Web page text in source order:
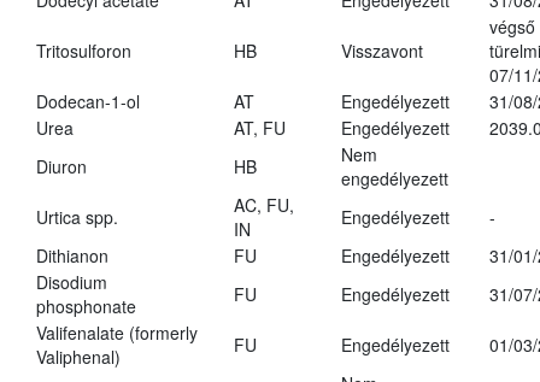
Tritosulforon HB Visszavont
végső
07/
Dodecan-1-ol
AT Engedélyezett
31/
Urea
AT, FU Engedélyezett
Diuron
HB
Nem
engedélyezett
Urtica spp.
AC, FU,
IN
Engedélyezett
-
Dithianon
FU Engedélyezett
31/
Disodium
phosphonate
FU Engedélyezett
31/
Valifenalate (formerly
Valiphenal)
FU Engedélyezett 01/